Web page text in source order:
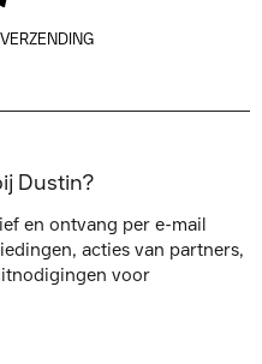
Dustin?
en ontvang per e-mail
acties van partners,
voor